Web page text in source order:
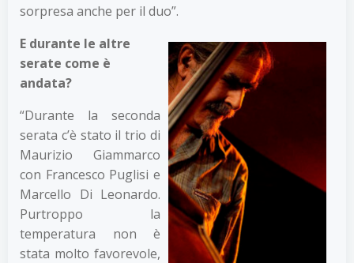
sorpresa anche per il duo”.
E durante le altre
serate come è
andata?
“Durante la seconda
serata c’è stato il trio di
Maurizio Giammarco
con Francesco Puglisi e
Marcello Di Leonardo.
Purtroppo la
temperatura non è
stata molto favorevole,